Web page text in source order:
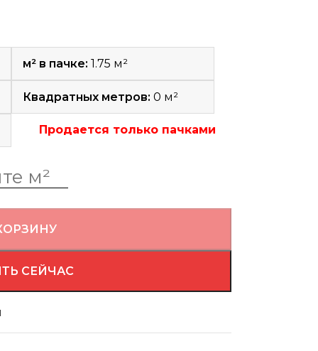
м² в пачке: 1.75 м²
Квадратных метров: 0 м²
Продается только пачками
СЕЙЧАС